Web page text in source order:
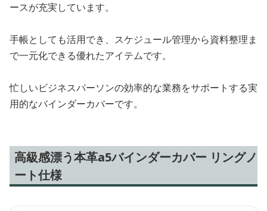
ースが充実しています。
手帳としても活用でき、スケジュール管理から資料整理ま
で一元化できる優れたアイテムです。
忙しいビジネスパーソンの効率的な業務をサポートする実
用的なバインダーカバーです。
高級感漂う本革a5バインダーカバー リングノ
ート仕様